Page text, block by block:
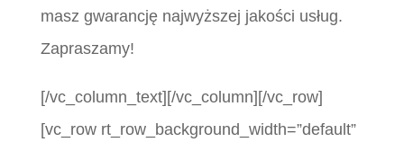
masz gwarancję najwyższej jakości usług.
Zapraszamy!
[/vc_column_text][/vc_column][/vc_row]
[vc_row rt_row_background_width=”default”